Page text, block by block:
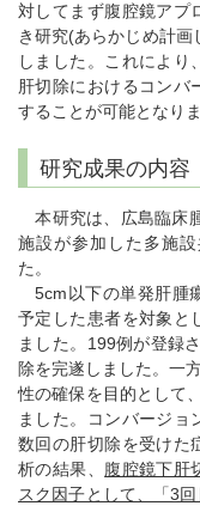
対してまず腹腔鏡アプ
き研究(あらかじめ計
しました。これにより
肝切除におけるコンバ
することが可能となりま
研究成果の内容
本研究は、広島臨床
施設が参加した多施
た。
5cm以下の単発肝腫
予定した患者を対象と
ました。199例が登録
除を完遂しました。一
性の確保を目的として
ました。コンバージョ
数回の肝切除を受けた
析の結果、 腹腔鏡下肝
スク因子として、「3